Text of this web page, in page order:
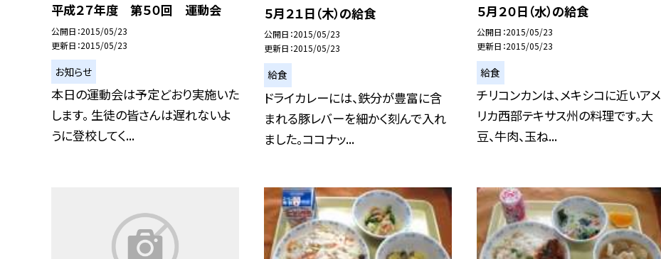
平成２７年度 第５０回 運動会
公開日 2015/05/23
更新日 2015/05/23
お知らせ
本日の運動会は予定どおり実施いた
します。 生徒の皆さんは遅れないよ
うに登校してく...
５月２１日（木）の給食
公開日 2015/05/23
更新日 2015/05/23
給食
ドライカレーには、鉄分が豊富に含
まれる豚レバーを細かく刻んで入れ
ました。ココナッ...
５月２０日（水）の給食
公開日 2015/05/23
更新日 2015/05/23
給食
チリコンカンは、メキシコに近いアメ
リカ西部テキサス州の料理です。大
豆、牛肉、玉ね...